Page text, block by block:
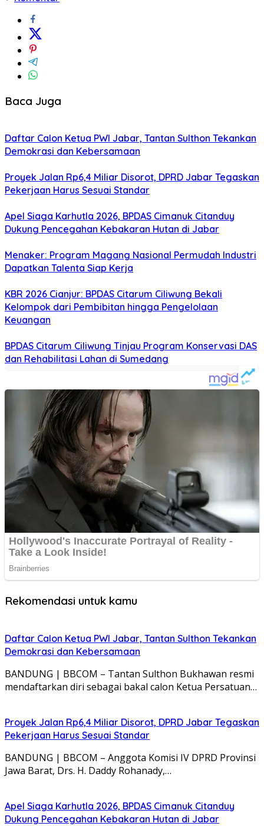
Baca Juga
Daftar Calon Ketua PWI Jabar, Tantan Sulthon Tekankan
Demokrasi dan Kebersamaan
Proyek Jalan Rp6,4 Miliar Disorot, DPRD Jabar Tegaskan
Pekerjaan Harus Sesuai Standar
Apel Siaga Karhutla 2026, BPDAS Cimanuk Citanduy
Dukung Pencegahan Kebakaran Hutan di Jabar
Menaker: Program Magang Nasional Permudah Industri
Dapatkan Talenta Siap Kerja
KBR 2026 Cianjur: BPDAS Citarum Ciliwung Bekali
Kelompok dari Pembibitan hingga Pengelolaan
Keuangan
BPDAS Citarum Ciliwung Tinjau Program Konservasi DAS
dan Rehabilitasi Lahan di Sumedang
Rekomendasi untuk kamu
Daftar Calon Ketua PWI Jabar, Tantan Sulthon Tekankan
Demokrasi dan Kebersamaan
BANDUNG | BBCOM – Tantan Sulthon Bukhawan resmi
mendaftarkan diri sebagai bakal calon Ketua Persatuan…
Proyek Jalan Rp6,4 Miliar Disorot, DPRD Jabar Tegaskan
Pekerjaan Harus Sesuai Standar
BANDUNG | BBCOM – Anggota Komisi IV DPRD Provinsi
Jawa Barat, Drs. H. Daddy Rohanady,…
Apel Siaga Karhutla 2026, BPDAS Cimanuk Citanduy
Dukung Pencegahan Kebakaran Hutan di Jabar